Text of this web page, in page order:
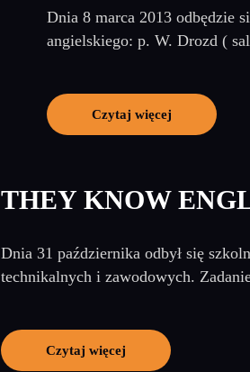
Dnia 8 marca 2013 odbędzie
angielskiego: p. W. Drozd (
Czytaj więcej
THEY KNOW
Dnia 31 października odbył się
technikalnych i zawodowych.
Czytaj więcej